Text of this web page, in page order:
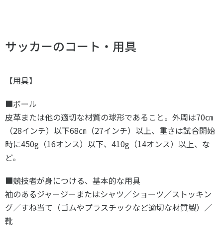
サッカーのコート・用具
【用具】
■ボール
皮革または他の適切な材質の球形であること。外周は70㎝
（28インチ）以下68㎝（27インチ）以上、重さは試合開始
時に450g（16オンス）以下、410g（14オンス）以上、な
ど。
■競技者が身につける、基本的な用具
袖のあるジャージーまたはシャツ／ショーツ／ストッキン
グ／すね当て（ゴムやプラスチックなど適切な材質製）／
靴